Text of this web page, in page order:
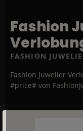
Fashion
FASHION
Fashion Juwelier
#price# von
Bildergalerie